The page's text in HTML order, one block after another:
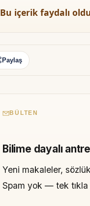
Bu içerik faydalı
Paylaş
BÜLTEN
Bilime dayalı
Yeni makaleler,
Spam yok — tek